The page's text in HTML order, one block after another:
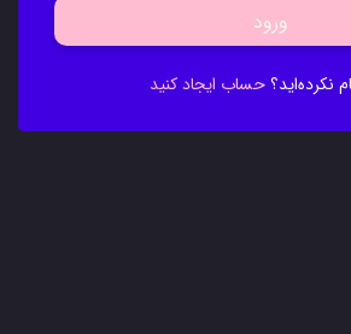
ورود
نکرده‌اید؟ حساب ایجاد کنید